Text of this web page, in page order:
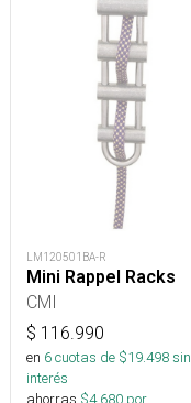
LM120501BA-R
Mini Rappel Racks
CMI
$ 116.990
en 6cuotas de $19.498sin
interés
ahorras $4.680 por